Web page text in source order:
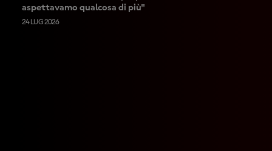
aspettavamo qualcosa di più"
24 LUG 2026